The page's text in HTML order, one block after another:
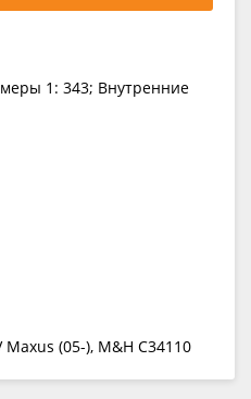
1: 343; Внутренние
(05-), M&H C34110